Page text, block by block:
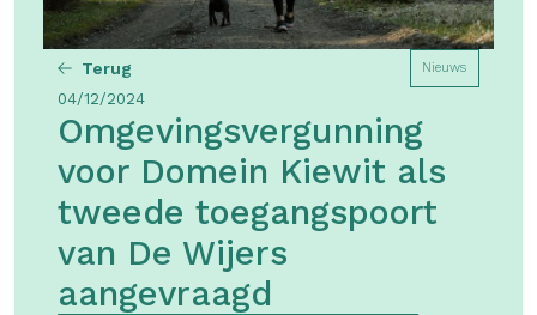
Terug Nieuws
04/12/2024
Omgevingsvergunning
voor Domein Kiewit als
tweede toegangspoort
van De Wijers
aangevraagd